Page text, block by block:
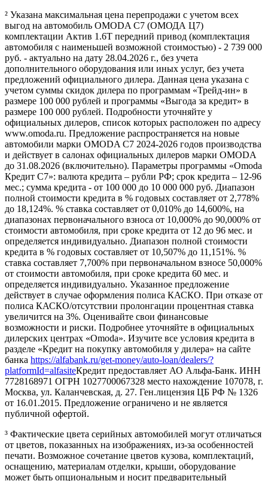
² Указана максимальная цена перепродажи с учетом всех
выгод на автомобиль OMODA C7 (ОМОДА Ц7)
комплектации Актив 1.6T передний привод (комплектация
автомобиля с наименьшей возможной стоимостью) - 2 739 000
руб. - актуально на дату 28.04.2026 г., без учета
дополнительного оборудования или иных услуг, без учета
предложений официального дилера. Данная цена указана с
учетом суммы скидок дилера по программам «Трейд-ин» в
размере 100 000 рублей и программы «Выгода за кредит» в
размере 100 000 рублей. Подробности уточняйте у
официальных дилеров, список которых расположен по адресу
www.omoda.ru. Предложение распространяется на новые
автомобили марки OMODA C7 2024-2026 годов производства
и действует в салонах официальных дилеров марки OMODA
до 31.08.2026 (включительно). Параметры программы «Omoda
Кредит C7»: валюта кредита – рубли РФ; срок кредита – 12-96
мес.; сумма кредита - от 100 000 до 10 000 000 руб. Диапазон
полной стоимости кредита в % годовых составляет от 2,778%
до 18,124%. % ставка составляет от 0,010% до 14,600%, на
диапазонах первоначального взноса от 10,000% до 90,000% от
стоимости автомобиля, при сроке кредита от 12 до 96 мес. и
определяется индивидуально. Диапазон полной стоимости
кредита в % годовых составляет от 10,507% до 11,151%. %
ставка составляет 7,700% при первоначальном взносе 50,000%
от стоимости автомобиля, при сроке кредита 60 мес. и
определяется индивидуально. Указанное предложение
действует в случае оформления полиса КАСКО. При отказе от
полиса КАСКО/отсутствии пролонгации процентная ставка
увеличится на 3%. Оценивайте свои финансовые
возможности и риски. Подробнее уточняйте в официальных
дилерских центрах «Omoda». Изучите все условия кредита в
разделе «Кредит на покупку автомобиля у дилера» на сайте
банка https://alfabank.ru/get-money/auto-loan/dealers/?
platformId=alfasiteКредит предоставляет АО Альфа-Банк. ИНН
7728168971 ОГРН 1027700067328 место нахождение 107078, г.
Москва, ул. Каланчевская, д. 27. Ген.лицензия ЦБ РФ № 1326
от 16.01.2015. Предложение ограничено и не является
публичной офертой.
³ Фактические цвета серийных автомобилей могут отличаться
от цветов, показанных на изображениях, из-за особенностей
печати. Возможное сочетание цветов кузова, комплектаций,
оснащению, материалам отделки, крыши, оборудование
может быть опциональным и носит предварительный